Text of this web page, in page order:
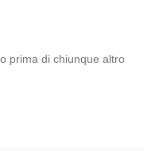
prima di chiunque altro